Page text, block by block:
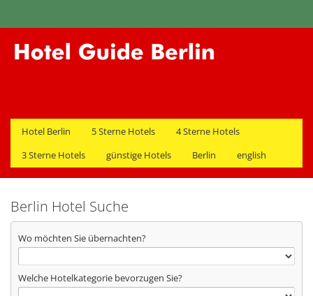
Hotel Berlin 5 Sterne Hotels
4 Sterne Hotels
3 Sterne Hotels
günstige Hotels Berlin english
Berlin Hotel Suche
Wo möchten Sie übernachten?
Welche Hotelkategorie bevorzugen Sie?